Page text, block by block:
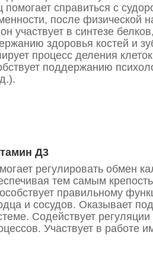
справиться с
после физической
участвует в синтезе
здоровья костей и
процесс деления
поддержанию
Д3
регулировать обмен
тем самым
правильному
и сосудов. Оказывает
Содействует
Участвует в работе